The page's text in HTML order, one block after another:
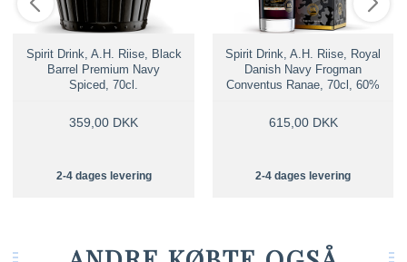
Spirit Drink, A.H. Riise, Black
Barrel Premium Navy
Spiced, 70cl.
359,00 DKK
2-4 dages levering
Spirit Drink, A.H. Riise, Royal
Danish Navy Frogman
Conventus Ranae, 70cl, 60%
615,00 DKK
2-4 dages levering